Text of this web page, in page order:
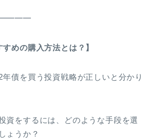
すめの購入方法とは？】
年債を買う投資戦略が正しいと分かり
資をするには、どのような手段を選
ょうか？